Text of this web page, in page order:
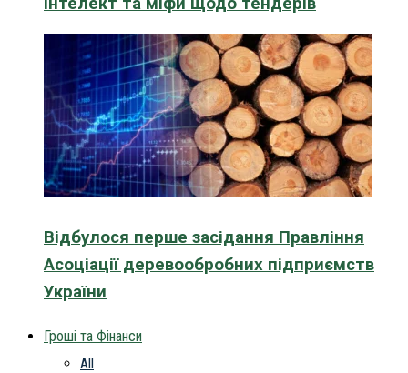
Відбулося перше засідання Правління
Асоціації деревообробних підприємств
України
Гроші та Фінанси
All